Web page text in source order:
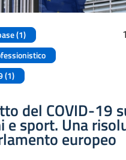
(1)
(1)
del COVID-19
e sport. Una
europeo